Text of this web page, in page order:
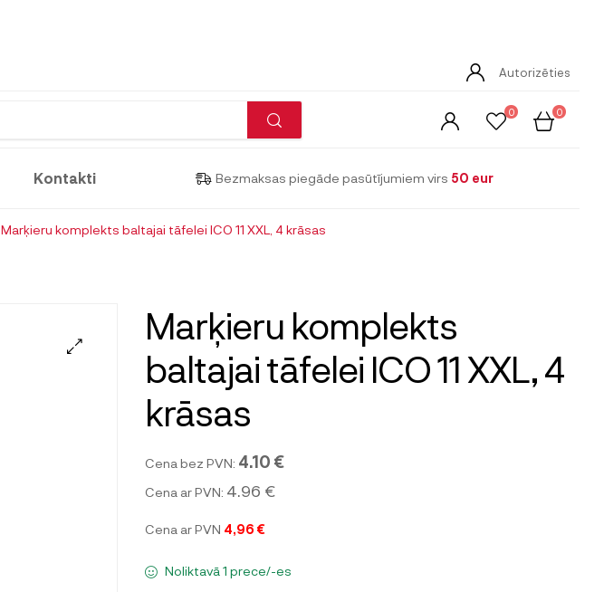
Autorizēties
0 0
Kontakti Bezmaksas piegāde pasūtījumiem virs 50 eur
Marķieru komplekts baltajai tāfelei ICO 11 XXL, 4 krāsas
Marķieru komplekts
baltajai tāfelei ICO 11 XXL, 4
krāsas
Cena bez PVN: 4.10 €
Cena ar PVN: 4.96 €
Cena ar PVN 4,96 €
Noliktavā 1 prece/-es